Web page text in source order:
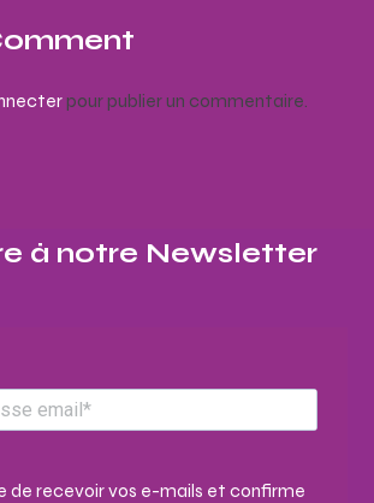
pour publier un commentaire.
à notre Newsletter​
de recevoir vos e-mails et confirme